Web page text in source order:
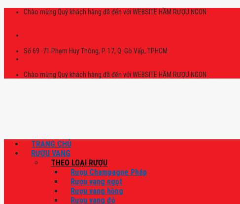
Skip
Chào mừng Quý khách hàng đã đến với WEBSITE HẦM RƯỢU NGON
Số 69 -71 Phạm Huy Thông, P. 17, Q. Gò Vấp, TPHCM
Chào mừng Quý khách hàng đã đến với WEBSITE HẦM RƯỢU NGON
TRANG CHỦ
RƯỢU VANG
THEO LOẠI RƯỢU
Rượu Champagne Pháp
Rượu vang ngọt
Rượu vang hồng
Rượu vang đỏ